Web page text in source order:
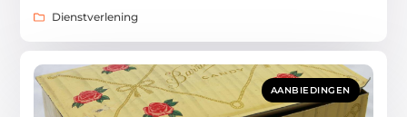
Dienstverlening
AANBIEDINGEN